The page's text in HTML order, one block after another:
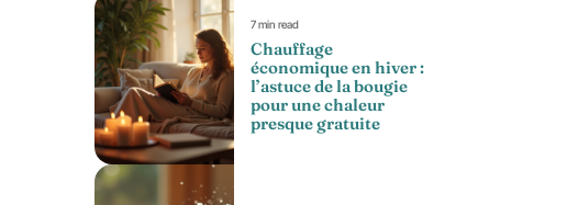
7 min read
Chauffage
économique en hiver :
l’astuce de la bougie
pour une chaleur
presque gratuite